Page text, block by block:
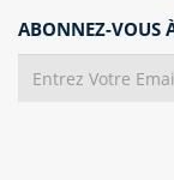
ABONNEZ-VOUS